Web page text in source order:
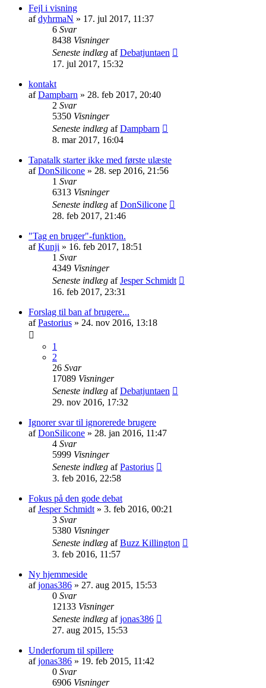
Fejl i visning
afdyhrmaN » 17. jul 2017, 11:37
6 Svar
8438 Visninger
Seneste indlæg afDebatjuntaen
17. jul 2017, 15:32
kontakt
afDampbarn » 28. feb 2017, 20:40
2 Svar
5350 Visninger
Seneste indlæg afDampbarn
8. mar 2017, 16:04
Tapatalk starter ikke med første ulæste
afDonSilicone » 28. sep 2016, 21:56
1 Svar
6313 Visninger
Seneste indlæg afDonSilicone
28. feb 2017, 21:46
"Tag en bruger"-funktion.
afKunji » 16. feb 2017, 18:51
1 Svar
4349 Visninger
Seneste indlæg afJesper Schmidt
16. feb 2017, 23:31
Forslag til ban af brugere...
afPastorius » 24. nov 2016, 13:18
1
2
26 Svar
17089 Visninger
Seneste indlæg afDebatjuntaen
29. nov 2016, 17:32
Ignorer svar til ignorerede brugere
afDonSilicone » 28. jan 2016, 11:47
4 Svar
5999 Visninger
Seneste indlæg afPastorius
3. feb 2016, 22:58
Fokus på den gode debat
afJesper Schmidt » 3. feb 2016, 00:21
3 Svar
5380 Visninger
Seneste indlæg afBuzz Killington
3. feb 2016, 11:57
Ny hjemmeside
afjonas386 » 27. aug 2015, 15:53
0 Svar
12133 Visninger
Seneste indlæg afjonas386
27. aug 2015, 15:53
Underforum til spillere
afjonas386 » 19. feb 2015, 11:42
0 Svar
6906 Visninger